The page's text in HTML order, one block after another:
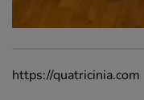
https://quatricinia.com